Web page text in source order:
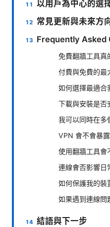
以用戶為中心的選
常見更新與未來方
Frequently Asked
免費翻牆工具真
付費與免費的最
如何選擇最適合
下載與安裝是否
我可以同時在多
VPN 會不會暴
使用翻牆工具會
連線會否影響日
如何保護我的裝
如果遇到連線問
結語與下一步